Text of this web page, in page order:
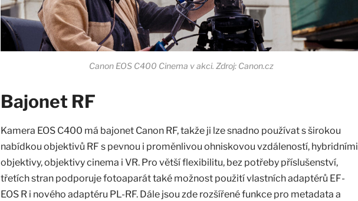
Canon EOS C400 Cinema v akci. Zdroj: Canon.cz
Bajonet RF
Kamera EOS C400 má bajonet Canon RF, takže ji lze snadno používat s širokou
nabídkou objektivů RF s pevnou i proměnlivou ohniskovou vzdáleností, hybridními
objektivy, objektivy cinema i VR. Pro větší flexibilitu, bez potřeby příslušenství,
třetích stran podporuje fotoaparát také možnost použití vlastních adaptérů EF-
EOS R i nového adaptéru PL-RF. Dále jsou zde rozšířené funkce pro metadata a